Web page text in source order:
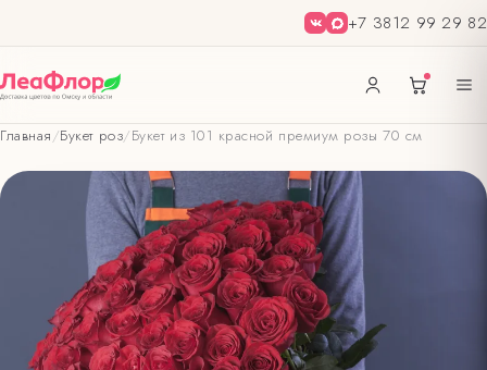
+7 3812 99 29 82
Главная/Букет роз/Букет из 101 красной премиум розы 70 см